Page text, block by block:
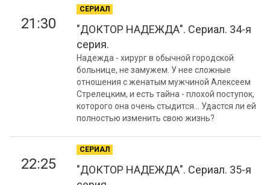
21:30
СЕРИАЛ
"ДОКТОР НАДЕЖДА". Сериал. 34-я
серия.
Надежда - хирург в обычной городской
больнице, не замужем. У нее сложные
отношения с женатым мужчиной Алексеем
Стрелецким, и есть тайна - плохой поступок,
которого она очень стыдится... Удастся ли ей
полностью изменить свою жизнь?
22:25
СЕРИАЛ
"ДОКТОР НАДЕЖДА". Сериал. 35-я